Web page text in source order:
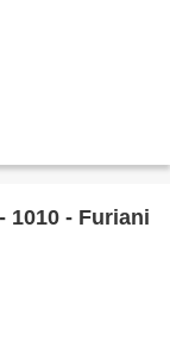
1010 - Furiani